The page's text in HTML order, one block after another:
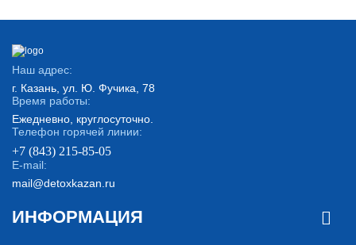
Наш адрес:
г. Казань, ул. Ю. Фучика, 78
Время работы:
Ежедневно, круглосуточно.
Телефон горячей линии:
+7 (843) 215-85-05
E-mail:
mail@detoxkazan.ru
ИНФОРМАЦИЯ